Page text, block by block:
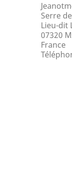
Serre
Lieu-dit
07320
France